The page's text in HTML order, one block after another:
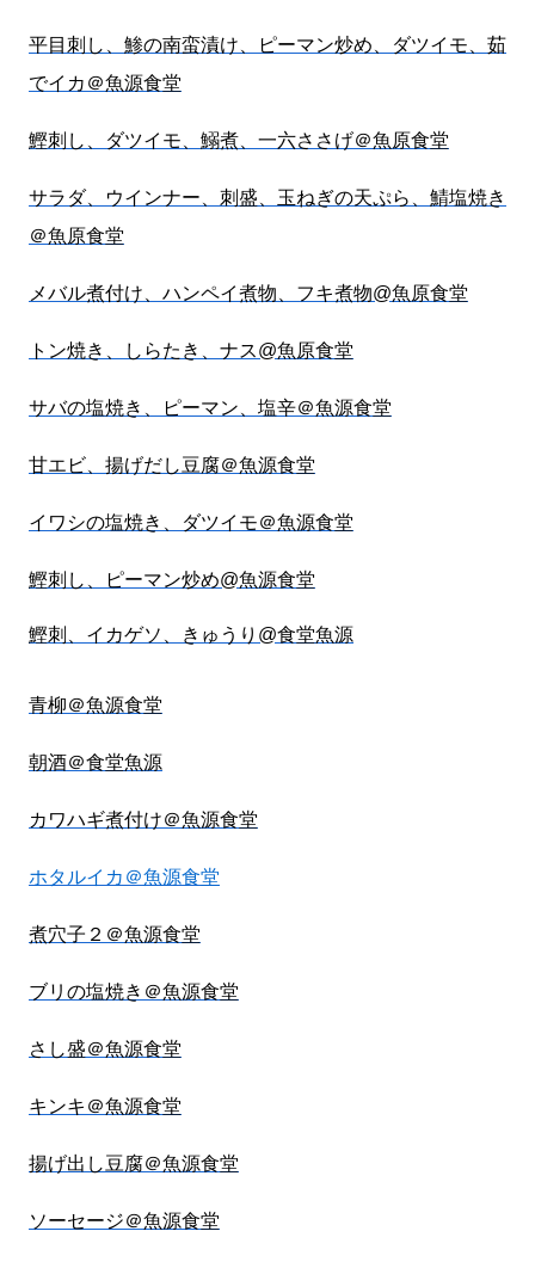
平目刺し、鯵の南蛮漬け、ピーマン炒め、ダツイモ、茹
でイカ＠魚源食堂
鰹刺し、ダツイモ、鰯煮、一六ささげ＠魚原食堂
サラダ、ウインナー、刺盛、玉ねぎの天ぷら、鯖塩焼き
＠魚原食堂
メバル煮付け、ハンペイ煮物、フキ煮物@魚原食堂
トン焼き、しらたき、ナス@魚原食堂
サバの塩焼き、ピーマン、塩辛＠魚源食堂
甘エビ、揚げだし豆腐＠魚源食堂
イワシの塩焼き、ダツイモ＠魚源食堂
鰹刺し、ピーマン炒め@魚源食堂
鰹刺、イカゲソ、きゅうり@食堂魚源
青柳＠魚源食堂
朝酒＠食堂魚源
カワハギ煮付け＠魚源食堂
ホタルイカ＠魚源食堂
煮穴子２＠魚源食堂
ブリの塩焼き＠魚源食堂
さし盛＠魚源食堂
キンキ＠魚源食堂
揚げ出し豆腐＠魚源食堂
ソーセージ＠魚源食堂